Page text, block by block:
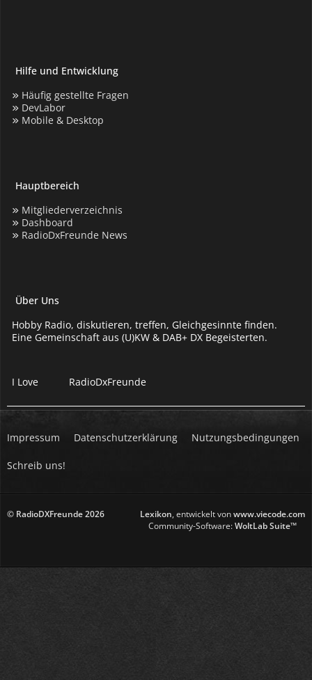
Hilfe und Entwicklung
Häufig gestellte Fragen
DevLabor
Mobile & Desktop
Hauptbereich
Mitgliederverzeichnis
Dashboard
RadioDxFreunde News
Über Uns
Hobby Radio, diskutieren, treffen, Gleichgesinnte finden.
Eine Gemeinschaft aus (U)KW & DAB+ DX Begeisterten.
I Love RadioDxFreunde
Impressum Datenschutzerklärung Nutzungsbedingungen
Schreib uns!
© RadioDXFreunde2026 Lexikon, entwickelt vonwww.viecode.com
Community-Software:WoltLab Suite™